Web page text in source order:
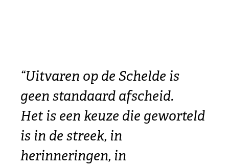
“Uitvaren op de Schelde is
geen standaard afscheid.
Het is een keuze die geworteld
is in de streek, in
herinneringen, in